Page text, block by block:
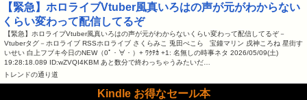
【緊急】ホロライブVtuber風真いろはの声が元がわからない
くらい変わって配信してるぞ
【緊急】ホロライブVtuber風真いろはの声が元がわからないくらい変わって配信してるぞ－
Vtuberタグ－ホロライブ RSSホロライブ さくらみこ 兎田ぺこら 宝鐘マリン 戌神ころね 星街す
いせい 白上フブキ今日のNEW（0ﾟ・∀・）+ ﾜｸﾃｶ +1: 名無しの時事ネタ 2026/05/09(土)
19:28:18.089 ID:wZVQI4KBM あと数分で終わっちゃうみたいだ…
トレンドの通り道
Kindle お得なセール本